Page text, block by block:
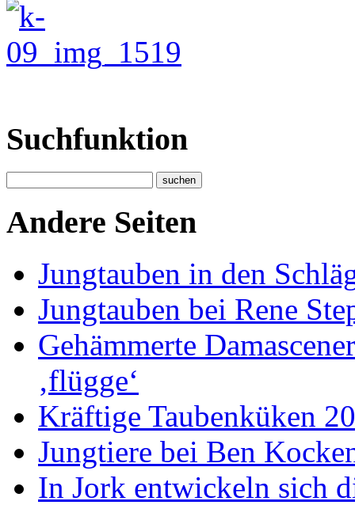
Suchfunktion
Andere Seiten
Jungtauben in den
Jungtauben bei Rene
Gehämmerte
‚flügge‘
Kräftige Taubenküken
Jungtiere bei Ben
In Jork entwickeln sich